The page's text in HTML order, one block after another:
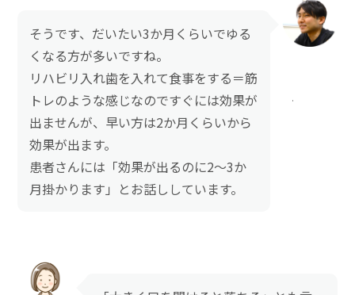
そうです、だいたい3か月くらいでゆる
くなる方が多いですね。
リハビリ入れ歯を入れて食事をする＝筋
トレのような感じなのですぐには効果が
出ませんが、早い方は2か月くらいから
効果が出ます。
患者さんには「効果が出るのに2～3か
月掛かります」とお話ししています。